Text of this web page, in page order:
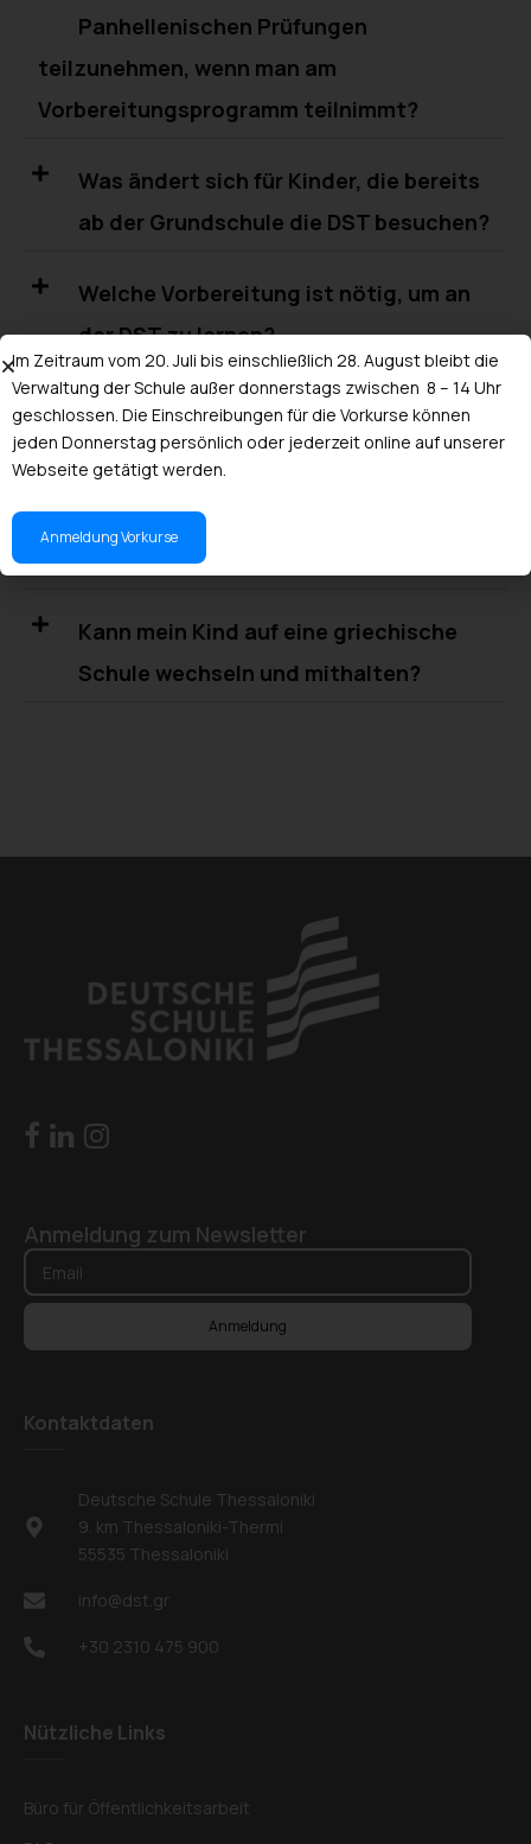
Panhellenischen Prüfungen
teilzunehmen, wenn man am
Vorbereitungsprogramm teilnimmt?
Was ändert sich für Kinder, die bereits
ab der Grundschule die DST besuchen?
Welche Vorbereitung ist nötig, um an
der DST zu lernen?
Wie kann ich mein Kind begleiten, wenn
ich kein Deutsch spreche?
Wird mein Kind ausreichend Griechisch
und Geschichte lernen?
Kann mein Kind auf eine griechische
Schule wechseln und mithalten?
Anmeldung zum Newsletter
Anmeldung
Kontaktdaten
Deutsche Schule Thessaloniki
9. km Thessaloniki-Thermi
55535 Thessaloniki
info@dst.gr
+30 2310 475 900
Nützliche Links
Büro für Öffentlichkeitsarbeit
Im Zeitraum vom 20. Juli bis einschließlich 28. August bleibt die
Verwaltung der Schule außer donnerstags zwischen 8 – 14 Uhr
geschlossen. Die Einschreibungen für die Vorkurse können
jeden Donnerstag persönlich oder jederzeit online auf unserer
Webseite getätigt werden.
Anmeldung Vorkurse